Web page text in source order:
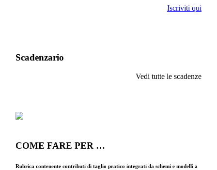
Iscriviti qui
Scadenzario
Vedi tutte le scadenze
COME FARE PER …
Rubrica contenente contributi di taglio pratico integrati da schemi e modelli a